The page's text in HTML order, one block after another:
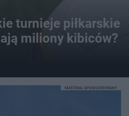
turnieje piłkarskie
miliony kibiców?
MATERIAŁ SPONSOROWANY